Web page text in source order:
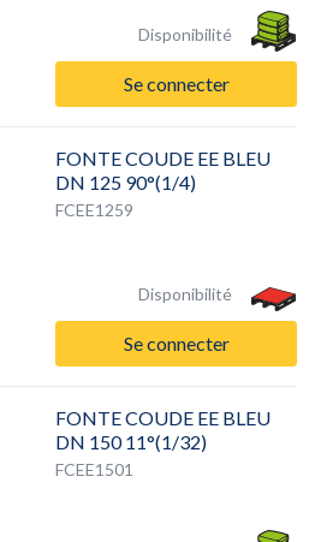
Disponibilité
Se connecter
FONTE COUDE EE BLEU
DN 125 90°(1/4)
FCEE1259
Disponibilité
Se connecter
FONTE COUDE EE BLEU
DN 150 11°(1/32)
FCEE1501